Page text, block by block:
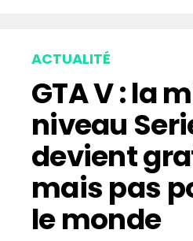
ACTUALITÉ
GTA V : la
niveau
devient
mais pas
le monde